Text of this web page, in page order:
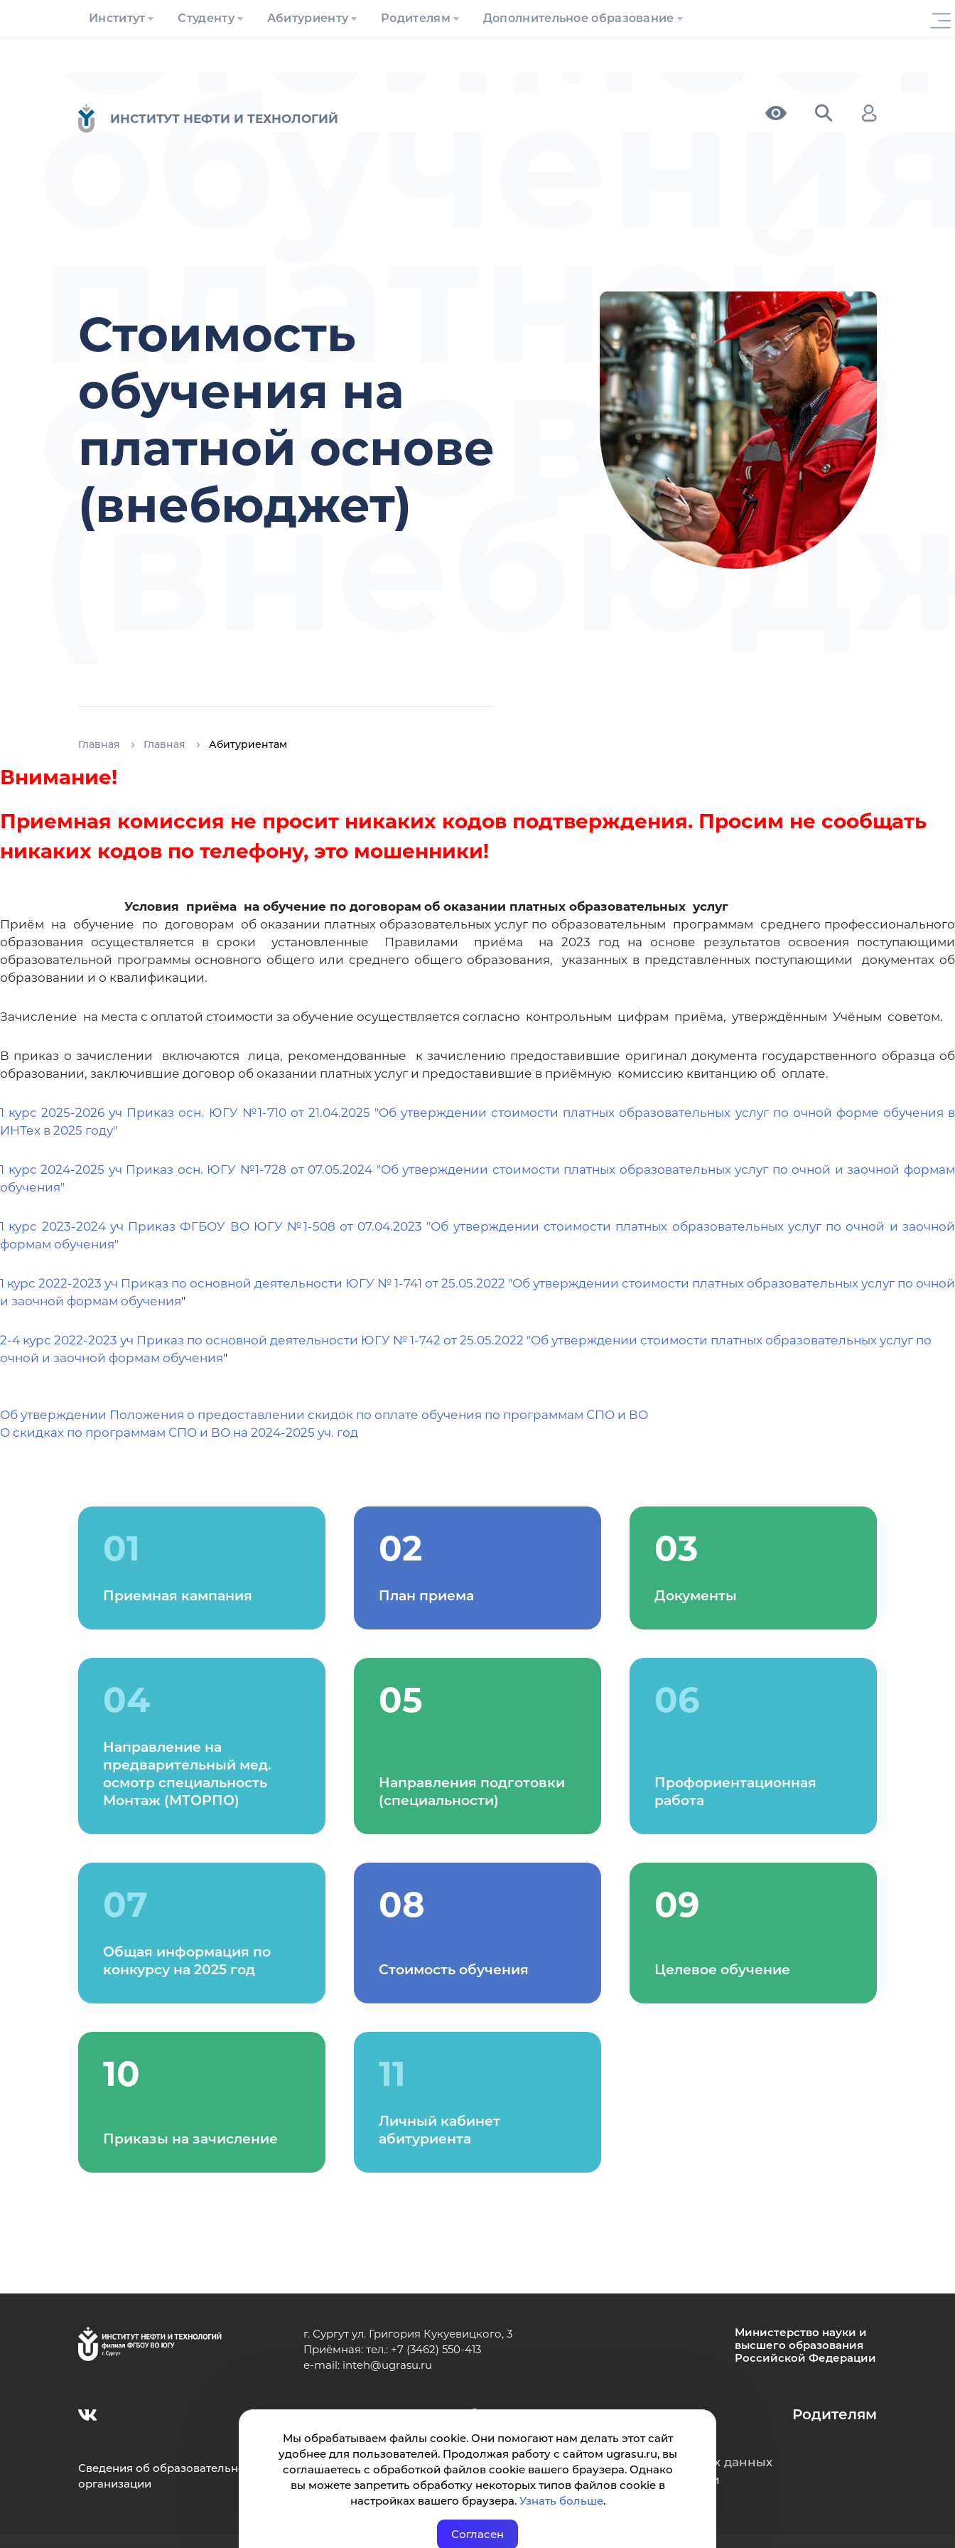
Мы обрабатываем файлы cookie. Они помогают нам делать этот сайт
удобнее для пользователей. Продолжая работу с сайтом ugrasu.ru, вы
соглашаетесь с обработкой файлов cookie вашего браузера. Однако
вы можете запретить обработку некоторых типов файлов cookie в
настройках вашего браузера. Узнать больше.
Согласен
Институт Студенту Абитуриенту Родителям Дополнительное образование
ИНСТИТУТ НЕФТИ И ТЕХНОЛОГИЙ
Стоимость
обучения на
платной основе
(внебюджет)
Главная Главная Абитуриентам
платной
основе
Внимание!
Приемная комиссия не просит никаких кодов подтверждения. Просим не сообщать
никаких кодов по телефону, это мошенники!
Условия приёма на обучение по договорам об оказании платных образовательных услуг
Приём на обучение по договорам об оказании платных образовательных услуг по образовательным программам среднего профессионального
образования осуществляется в сроки установленные Правилами приёма на 2023 год на основе результатов освоения поступающими
образовательной программы основного общего или среднего общего образования, указанных в представленных поступающими документах об
образовании и о квалификации.
Зачисление на места с оплатой стоимости за обучение осуществляется согласно контрольным цифрам приёма, утверждённым Учёным советом.
В приказ о зачислении включаются лица, рекомендованные к зачислению предоставившие оригинал документа государственного образца об
образовании, заключившие договор об оказании платных услуг и предоставившие в приёмную комиссию квитанцию об оплате.
1 курс 2025-2026 уч Приказ осн. ЮГУ №1-710 от 21.04.2025 "Об утверждении стоимости платных образовательных услуг по очной форме обучения в
ИНТех в 2025 году"
1 курс 2024-2025 уч Приказ осн. ЮГУ №1-728 от 07.05.2024 "Об утверждении стоимости платных образовательных услуг по очной и заочной формам
обучения"
1 курс 2023-2024 уч Приказ ФГБОУ ВО ЮГУ №1-508 от 07.04.2023 "Об утверждении стоимости платных образовательных услуг по очной и заочной
формам обучения"
1 курс 2022-2023 уч Приказ по основной деятельности ЮГУ № 1-741 от 25.05.2022 "Об утверждении стоимости платных образовательных услуг по очной
и заочной формам обучения"
2-4 курс 2022-2023 уч Приказ по основной деятельности ЮГУ № 1-742 от 25.05.2022 "Об утверждении стоимости платных образовательных услуг по
очной и заочной формам обучения"
Об утверждении Положения о предоставлении скидок по оплате обучения по программам СПО и ВО
О скидках по программам СПО и ВО на 2024-2025 уч. год
01
Приемная кампания
02
План приема
03
Документы
04
Направление на
предварительный мед.
осмотр специальность
Монтаж (МТОРПО)
05
Направления подготовки
(специальности)
06
Профориентационная
работа
07
Общая информация по
конкурсу на 2025 год
08
Стоимость обучения
09
Целевое обучение
10
Приказы на зачисление
11
Личный кабинет
абитуриента
Сведения об образовательной
организации
г. Сургут ул. Григория Кукуевицкого, 3
Приёмная: тел.: +7 (3462) 550-413
e-mail: inteh@ugrasu.ru
Министерство науки и
высшего образования
Российской Федерации
Институт Абитуриенту Студенту Родителям
Обращения граждан
Положение о защите персональных данных
Политика обработки cookie
Противодействие коррупции